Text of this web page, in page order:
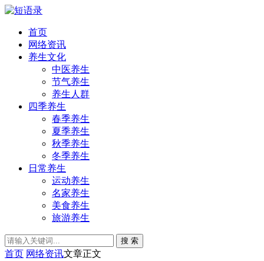
首页
网络资讯
养生文化
中医养生
节气养生
养生人群
四季养生
春季养生
夏季养生
秋季养生
冬季养生
日常养生
运动养生
名家养生
美食养生
旅游养生
搜 索
首页 网络资讯文章正文